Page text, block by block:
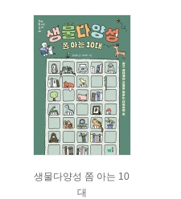
생물다양성 쫌 아는 10
대